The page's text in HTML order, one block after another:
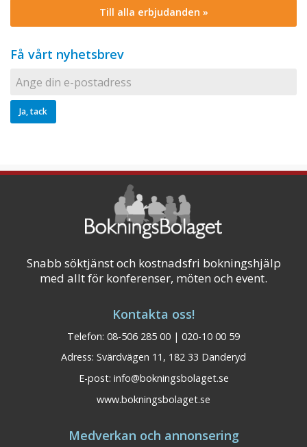
Till alla erbjudanden »
Få vårt nyhetsbrev
Snabb söktjänst och kostnadsfri bokningshjälp
med allt för konferenser, möten och event.
Kontakta oss!
Telefon: 08-506 285 00 | 020-10 00 59
Adress: Svärdvägen 11, 182 33 Danderyd
E-post: info@bokningsbolaget.se
www.bokningsbolaget.se
Medverkan och annonsering